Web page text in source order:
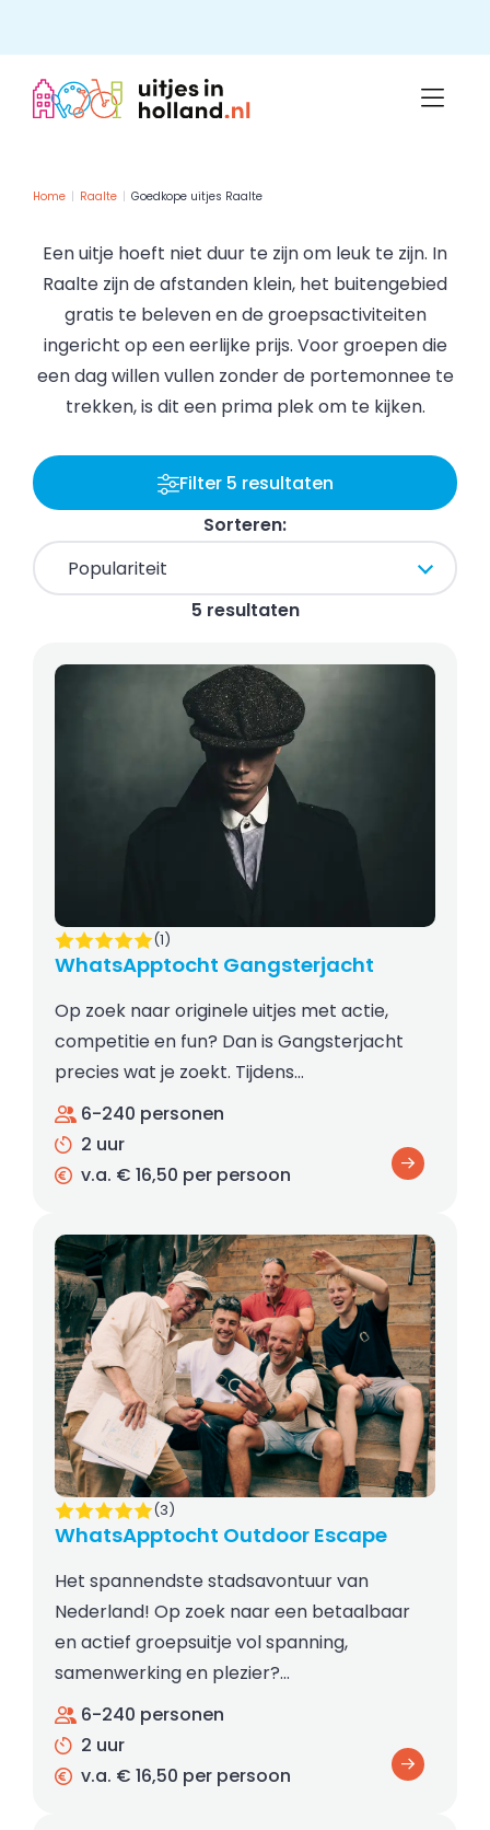
content
Home Raalte Goedkope uitjes Raalte
Een uitje hoeft niet duur te zijn om leuk te zijn. In
Raalte zijn de afstanden klein, het buitengebied
gratis te beleven en de groepsactiviteiten
ingericht op een eerlijke prijs. Voor groepen die
een dag willen vullen zonder de portemonnee te
trekken, is dit een prima plek om te kijken.
Filter 5 resultaten
5 resultaten
Sorteren:
WhatsApptocht Gangsterjacht
(1)
Op zoek naar originele uitjes met actie,
competitie en fun? Dan is Gangsterjacht
precies wat je zoekt. Tijdens…
6-240 personen
2 uur
v.a. € 16,50 per persoon
WhatsApptocht Outdoor Escape
(3)
Het spannendste stadsavontuur van
Nederland! Op zoek naar een betaalbaar
en actief groepsuitje vol spanning,
samenwerking en plezier?…
6-240 personen
2 uur
v.a. € 16,50 per persoon